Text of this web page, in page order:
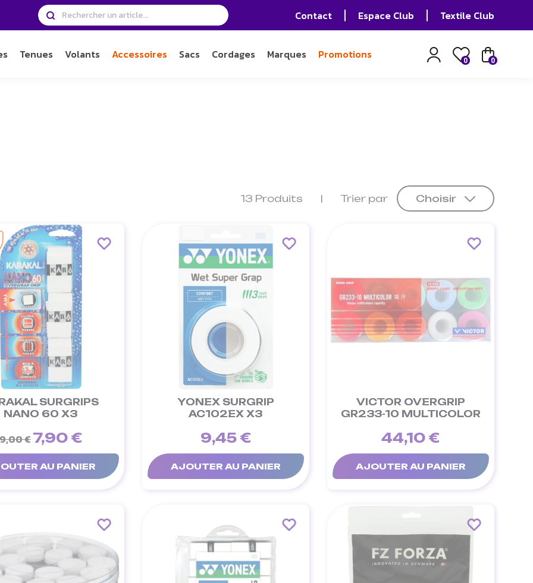
Contact Espace Club Textile Club
Tenues Volants Accessoires Sacs Cordages Marques Promotions 0 0
13 Produits Trier par Choisir
SURGRIPS
NANO 60 X3
€7,90 €
AU PANIER
YONEX SURGRIP
AC102EX X3
9,45 €
AJOUTER AU PANIER
VICTOR OVERGRIP
GR233-10 MULTICOLOR
44,10 €
AJOUTER AU PANIER